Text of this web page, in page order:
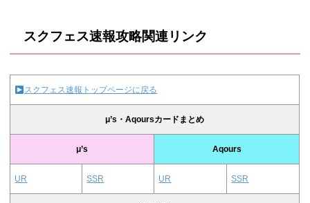
スクフェス速報攻略関連リンク
スクフェス速報トップページに戻る
μ’s・Aqoursカードまとめ
μ’s Aqours
UR SSR UR SSR